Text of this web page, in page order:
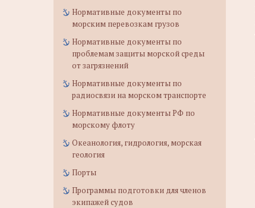
Нормативные документы по
морским перевозкам грузов
Нормативные документы по
проблемам защиты морской среды
от загрязнений
Нормативные документы по
радиосвязи на морском транспорте
Нормативные документы РФ по
морскому флоту
Океанология, гидрология, морская
геология
Порты
Программы подготовки для членов
экипажей судов